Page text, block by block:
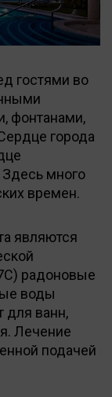
гостями во
фонтанами,
города
Здесь много
времен.
являются
радоновые
воды
для ванн,
Лечение
подачей